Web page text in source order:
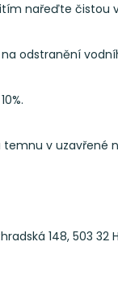
nařeďte čistou
odstranění
temnu v uzavřené
148, 503